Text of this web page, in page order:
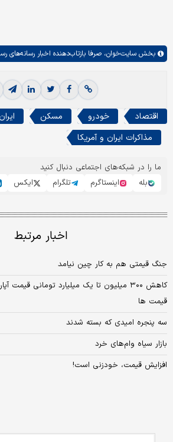
بخش سایت‌خوان، صرفا بازتاب‌دهنده اخبار
اقتصاد خودرو مسکن
مذاکرات ایران و آمریکا
ما را در شبکه‌های اجتماعی دنبال کنید
بله
اینستاگرم تلگرام ایکس
اخبار مرتبط
جنگ قیمتی هم به کار چین نیامد
کاهش ۳۰۰ میلیون تا یک میلیارد تومانی
قیمت ها
سه پنجره امیدی که بسته شدند
بازار سیاه وام‌های خرد
افزایش قیمت، خودزنی است!